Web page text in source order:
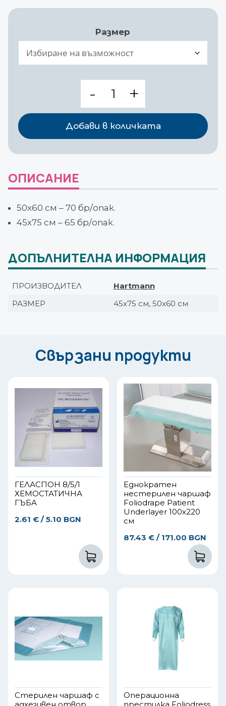
Размер
Стерилен
с
отвор
Foliodrape
Добави в количката
ОПИСАНИЕ
50х60 см – 70 бр/опак.
45х75 см – 65 бр/опак.
ДОПЪЛНИТЕЛНА ИНФОРМАЦИЯ
ПРОИЗВОДИТЕЛ
Hartmann
РАЗМЕР
45х75 см, 50х60 см
Свързани продукти
ГЕЛАСПОН 8/5/1
ХЕМОСТАТИЧНА
ГЪБА
2.61 € / 5.10 BGN
Еднократен
нестерилен чаршаф
Foliodrape Patient
Underlayer 100х220
см
87.43 € / 171.00 BGN
Стерилен чаршаф с
Операционна